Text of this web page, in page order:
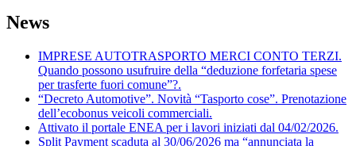
News
IMPRESE AUTOTRASPORTO MERCI CONTO TERZI.
Quando possono usufruire della “deduzione forfetaria spese
per trasferte fuori comune”?.
“Decreto Automotive”. Novità “Tasporto cose”. Prenotazione
dell’ecobonus veicoli commerciali.
Attivato il portale ENEA per i lavori iniziati dal 04/02/2026.
Split Payment scaduta al 30/06/2026 ma “annunciata la